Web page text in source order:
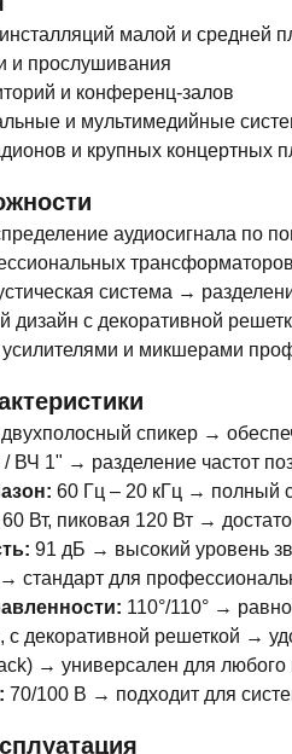
малой и средней
и прослушивания
и конференц-залов
и мультимедийные
и крупных концертных
аудиосигнала по
система →
дизайн с декоративной
и микшерами
спикер →
ВЧ 1" → разделение частот
60 Гц – 20 кГц → полный
60 Вт, пиковая 120 Вт →
91 дБ → высокий уровень
стандарт для
110°/110° →
с декоративной решеткой →
→ универсален для любого
70/100 В → подходит для